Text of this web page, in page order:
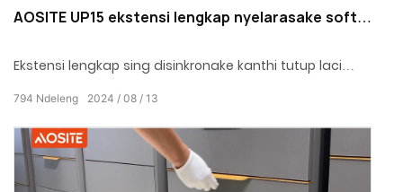
AOSITE UP15 ekstensi lengkap nyelarasake soft
Ekstensi lengkap sing disinkronake kanthi tutup laci
estetika lan kepraktisan sing sampurna, nggawa
pengalaman panggunaan sing durung ana
sadurunge ing papan sampeyan.
2024 08 13
794 Ndeleng